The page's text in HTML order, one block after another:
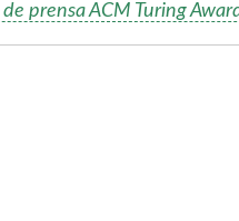
prensa ACM Turing